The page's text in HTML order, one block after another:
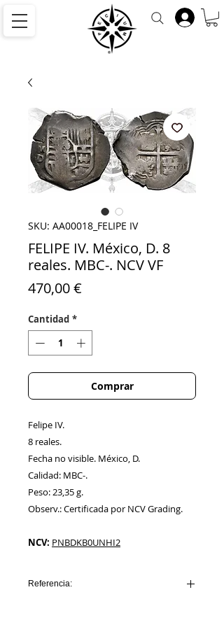
SKU: AA00018_FELIPE IV
FELIPE IV. México, D. 8
reales. MBC-. NCV VF
470,00 €
Cantidad *
Comprar
Felipe IV.
8 reales.
Fecha no visible. México, D.
Calidad: MBC-.
Peso: 23,35 g.
Observ.: Certificada por NCV Grading.
NCV: PNBDKB0UNHI2
Referencia: